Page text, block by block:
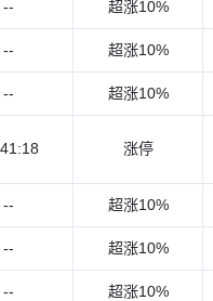
-- 超涨10%
-- 超涨10%
-- 超涨10%
涨停
-- 超涨10%
-- 超涨10%
-- 超涨10%